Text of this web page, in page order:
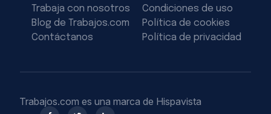
Trabaja con nosotros
Blog de Trabajos.com
Contáctanos
Condiciones de uso
Política de cookies
Política de privacidad
Trabajos.com es una marca de Hispavista